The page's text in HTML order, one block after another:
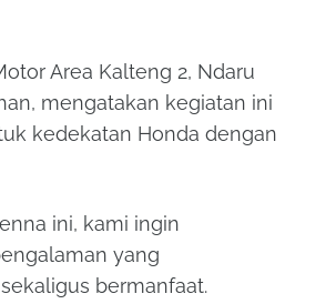
Area Kalteng 2, Ndaru
mengatakan kegiatan ini
kedekatan Honda dengan
ini, kami ingin
yang
bermanfaat.